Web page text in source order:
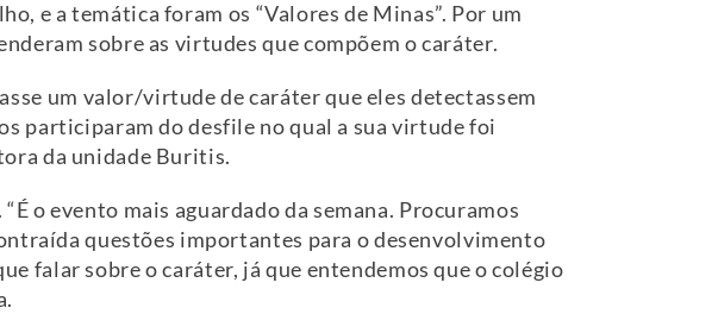
e a temática foram os “Valores de Minas”. Por um
sobre as virtudes que compõem o caráter.
um valor/virtude de caráter que eles detectassem
participaram do desfile no qual a sua virtude foi
da unidade Buritis.
o evento mais aguardado da semana. Procuramos
questões importantes para o desenvolvimento
falar sobre o caráter, já que entendemos que o colégio